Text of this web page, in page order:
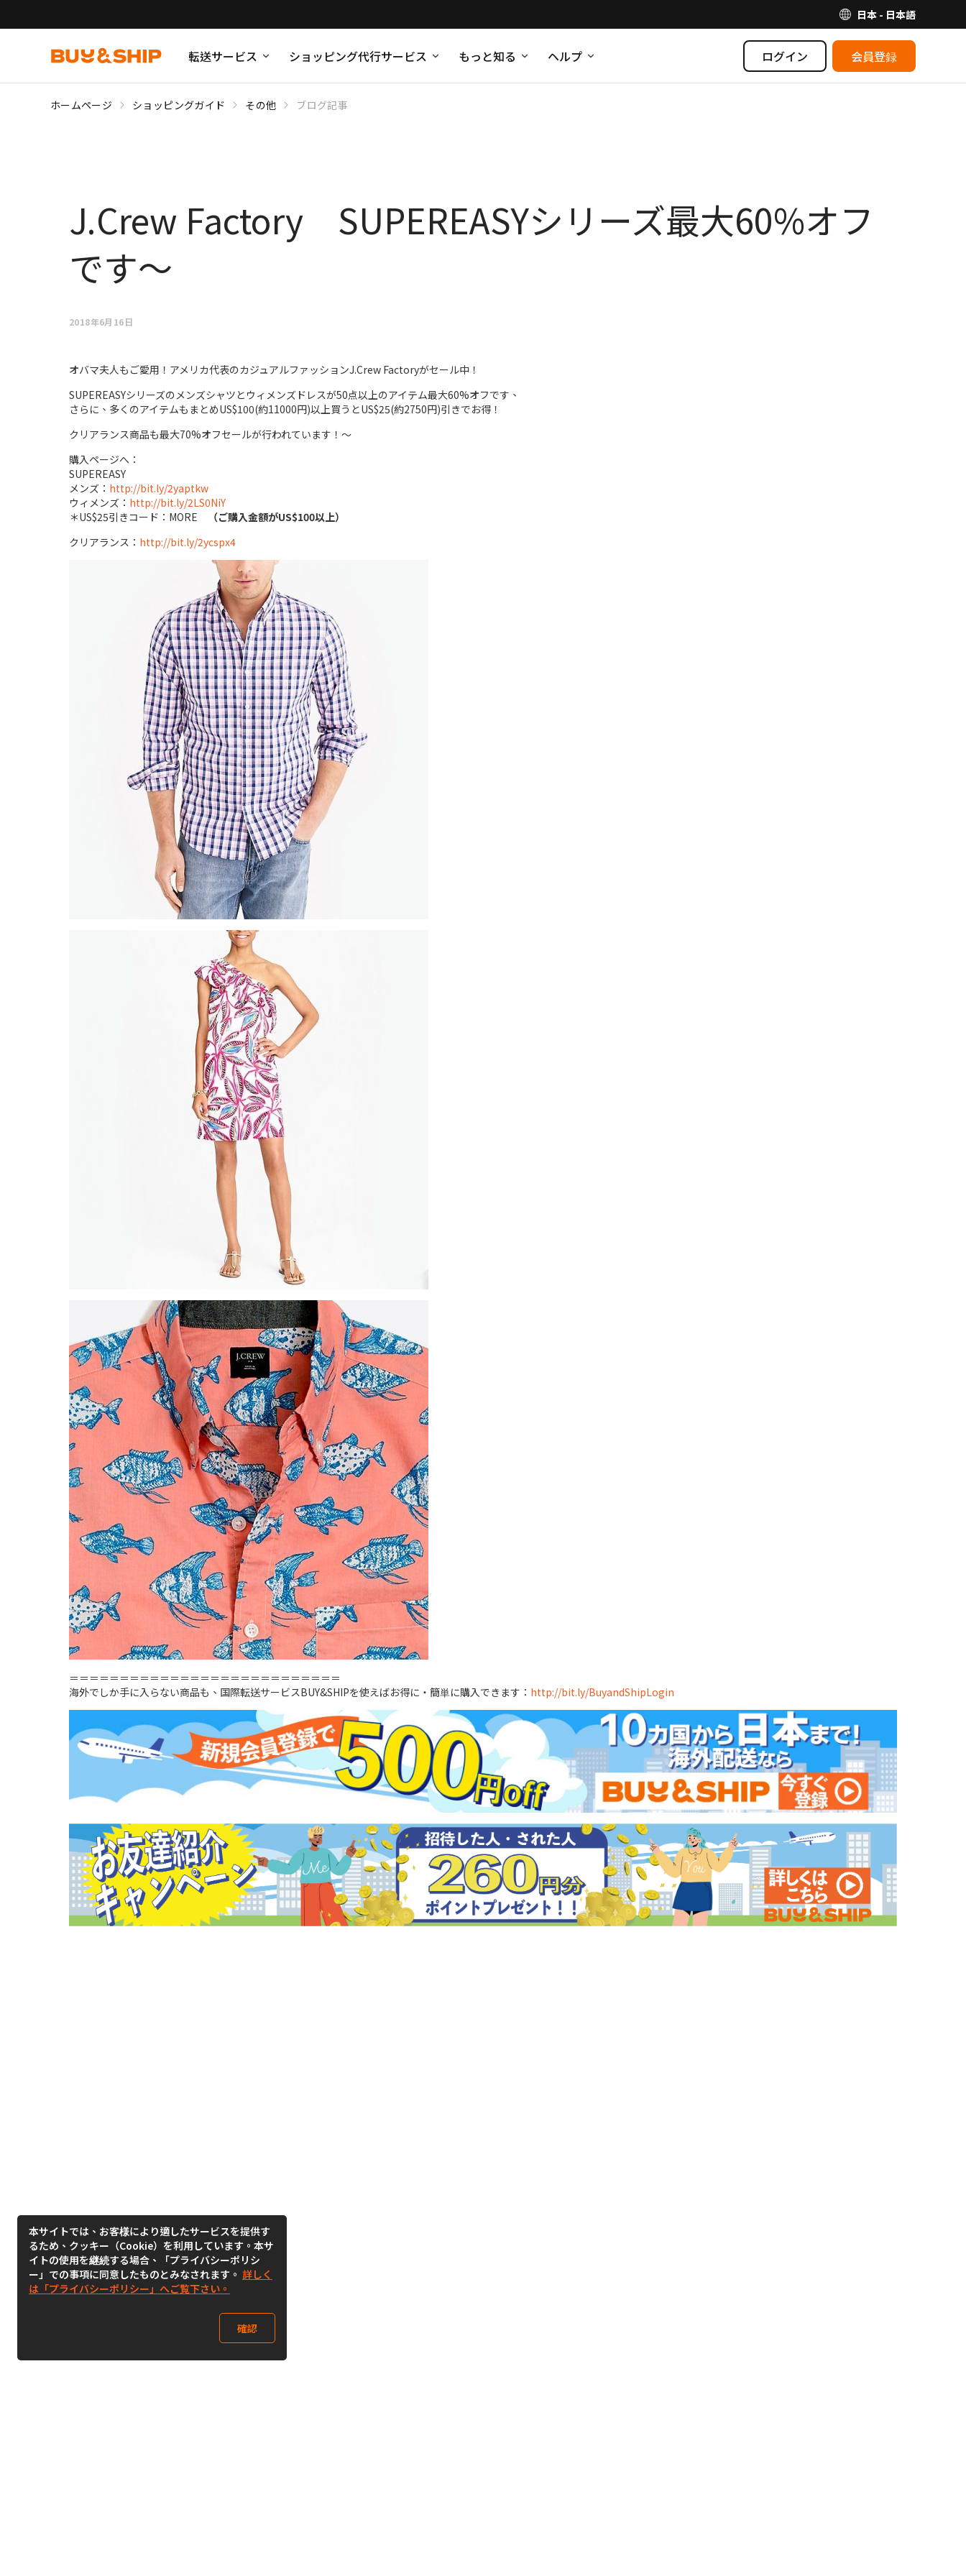
日本 - 日本語
転送サービス ショッピング代行サービス もっと知る ヘルプ ログイン 会員登録
ホームページ ショッピングガイド その他 ブログ記事
J.Crew Factory SUPEREASYシリーズ最大60%オフ
です～
2018年6月16日
オバマ夫人もご愛用！アメリカ代表のカジュアルファッションJ.Crew Factoryがセール中！
SUPEREASYシリーズのメンズシャツとウィメンズドレスが50点以上のアイテム最大60%オフです、
さらに、多くのアイテムもまとめUS$100(約11000円)以上買うとUS$25(約2750円)引きでお得！
クリアランス商品も最大70%オフセールが行われています！～
購入ページへ：
SUPEREASY
メンズ： http://bit.ly/2yaptkw
ウィメンズ： http://bit.ly/2LS0NiY
＊US$25引きコード：MORE
（ご購入金額がUS$100以上）
クリアランス： http://bit.ly/2ycspx4
＝＝＝＝＝＝＝＝＝＝＝＝＝＝＝＝＝＝＝＝＝＝＝＝＝＝＝
海外でしか手に入らない商品も、国際転送サービスBUY&SHIPを使えばお得に・簡単に購入できます： http://bit.ly/BuyandShipLogin
本サイトでは、お客様により適したサービスを提供す
るため、クッキー（Cookie）を利用しています。本サ
イトの使用を継続する場合、「プライバシーポリシ
ー」での事項に同意したものとみなされます。 詳しく
は「プライバシーポリシー」へご覧下さい。
確認